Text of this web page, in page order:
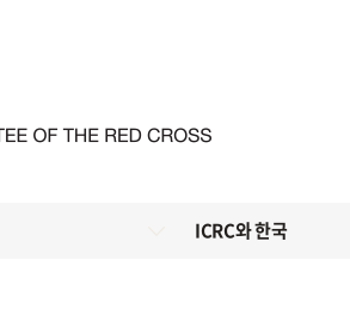
ICRC와 한국